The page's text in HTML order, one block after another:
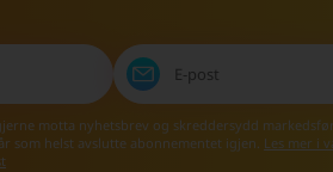
motta nyhetsbrev og skreddersydd
som helst avslutte abonnementet igjen. Les mer i